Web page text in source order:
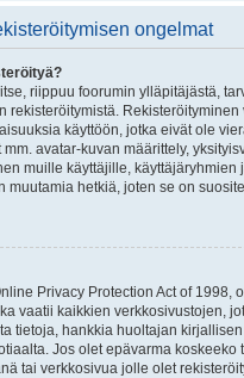
ongelmat
riippuu foorumin ylläpitäjästä,
rekisteröitymistä. Rekisteröityminen
käyttöön, jotka eivät ole
avatar-kuvan määrittely,
muille käyttäjille, käyttäjäryhmien
muutamia hetkiä, joten se on
Privacy Protection Act of 1998,
vaatii kaikkien verkkosivustojen,
tietoja, hankkia huoltajan
Jos olet epävarma koskeeko
tai verkkosivua jolle olet